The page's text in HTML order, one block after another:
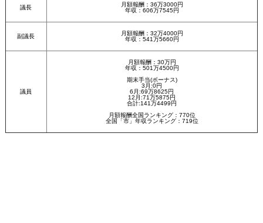
議長
月額報酬：36万3000円
年収：606万7545円
副議長
月額報酬：32万4000円
年収：541万5660円
議員
月額報酬：30万円
年収：501万4500円
期末手当(ボーナス)
3月:0円
6月:69万8625円
12月:71万5875円
合計:141万4499円
月額報酬全国ランキング：770位
全国「市」年収ランキング：719位